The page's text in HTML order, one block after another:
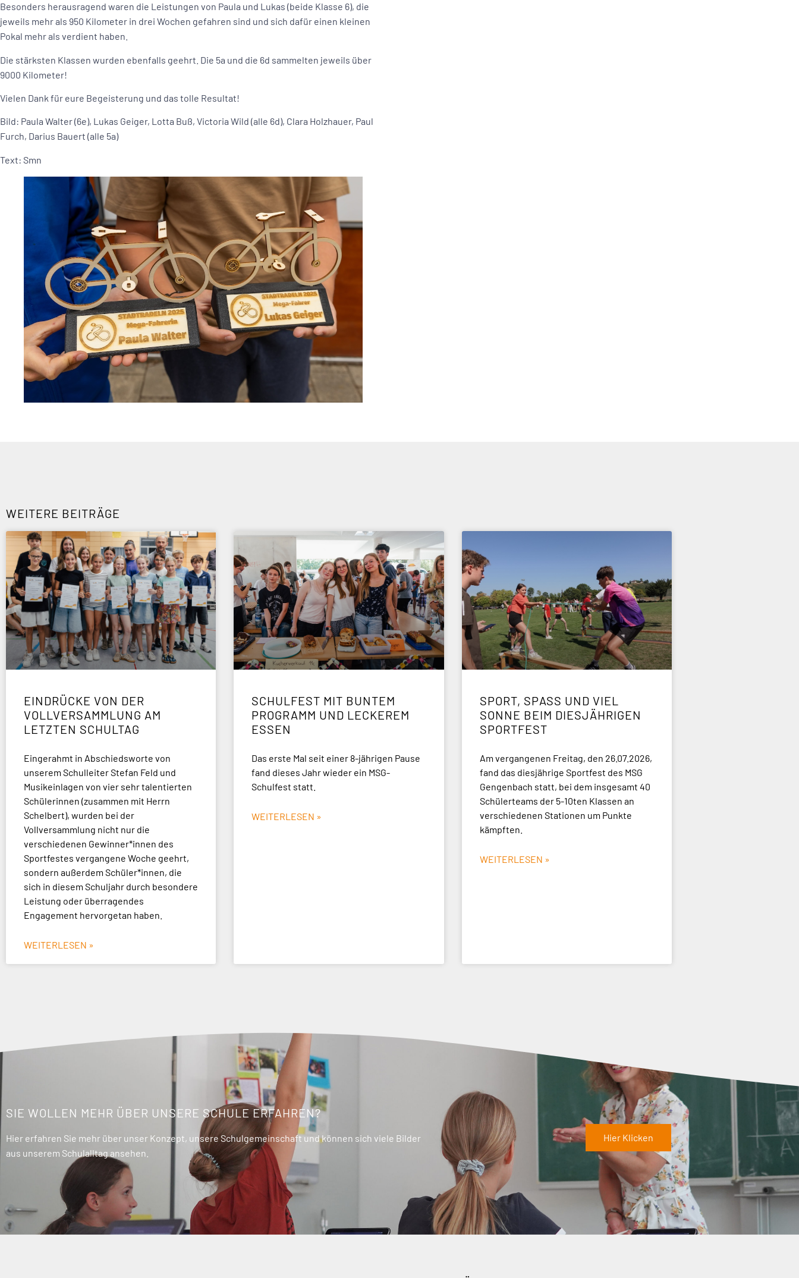
Besonders herausragend waren die Leistungen von Paula und Lukas (beide Klasse 6), die
jeweils mehr als 950 Kilometer in drei Wochen gefahren sind und sich dafür einen kleinen
Pokal mehr als verdient haben.
Die stärksten Klassen wurden ebenfalls geehrt. Die 5a und die 6d sammelten jeweils über
9000 Kilometer!
Vielen Dank für eure Begeisterung und das tolle Resultat!
Bild: Paula Walter (6e), Lukas Geiger, Lotta Buß, Victoria Wild (alle 6d), Clara Holzhauer, Paul
Furch, Darius Bauert (alle 5a)
Text: Smn
WEITERE BEITRÄGE
EINDRÜCKE VON DER
VOLLVERSAMMLUNG AM
LETZTEN SCHULTAG
Eingerahmt in Abschiedsworte von
unserem Schulleiter Stefan Feld und
Musikeinlagen von vier sehr talentierten
Schülerinnen (zusammen mit Herrn
Schelbert), wurden bei der
Vollversammlung nicht nur die
verschiedenen Gewinner*innen des
Sportfestes vergangene Woche geehrt,
sondern außerdem Schüler*innen, die
sich in diesem Schuljahr durch besondere
Leistung oder überragendes
Engagement hervorgetan haben.
WEITERLESEN »
SCHULFEST MIT BUNTEM
PROGRAMM UND LECKEREM
ESSEN
Das erste Mal seit einer 8-jährigen Pause
fand dieses Jahr wieder ein MSG-
Schulfest statt.
WEITERLESEN »
SPORT, SPASS UND VIEL S
ONNE BEIM DIESJÄHRIGEN S
PORTFEST
Am vergangenen Freitag, den 26.07.2026,
fand das diesjährige Sportfest des MSG
Gengenbach statt, bei dem insgesamt 40
Schülerteams der 5-10ten Klassen an
verschiedenen Stationen um Punkte
kämpften.
WEITERLESEN »
SIE WOLLEN MEHR ÜBER UNSERE SCHULE ERFAHREN?
Hier erfahren Sie mehr über unser Konzept, unsere Schulgemeinschaft und können sich viele Bilder
aus unserem Schulalltag ansehen.
Hier Klicken